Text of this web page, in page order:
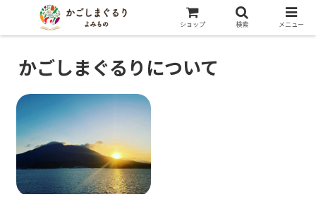
かごしまぐるりについて
ショップ 検索 メニュー